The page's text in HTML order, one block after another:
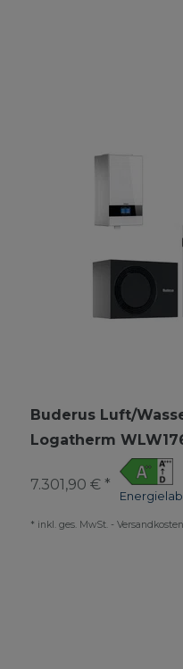
Buderus Luft/
Logatherm
7.301,90 € *
* inkl. ges. MwSt. -